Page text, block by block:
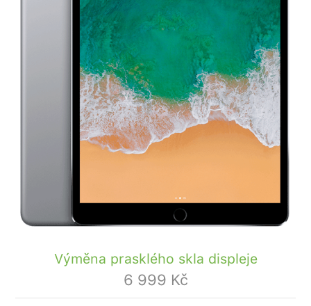
Výměna prasklého skla displeje
6 999 Kč